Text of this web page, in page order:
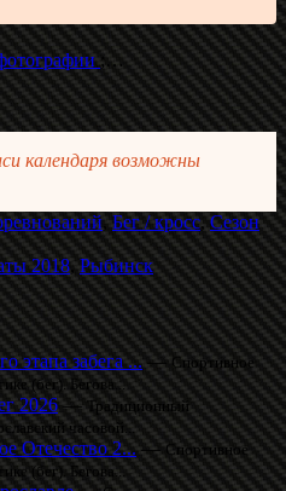
;…
календаря возможны
,Бег / кросс,Сезон
2018,Рыбинск
этапа забега ...— Спортивное
(бег). Бегова...
2026— Традиционный
часовой...
Отечество 2...—Спортивное
(бег). Бегова...